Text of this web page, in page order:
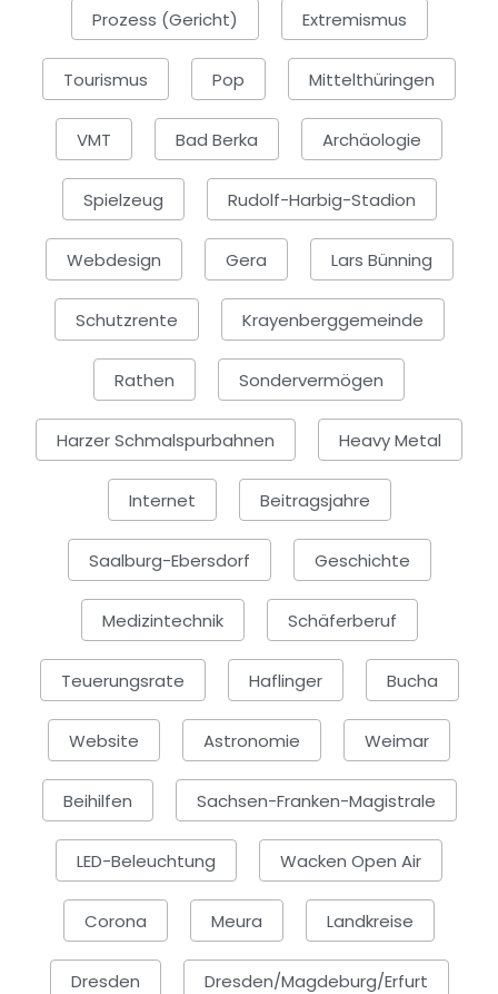
Prozess (Gericht) Extremismus
Tourismus Pop Mittelthüringen
VMT Bad Berka Archäologie
Spielzeug Rudolf-Harbig-Stadion
Webdesign Gera Lars Bünning
Schutzrente Krayenberggemeinde
Rathen Sondervermögen
Harzer Schmalspurbahnen Heavy Metal
Internet Beitragsjahre
Saalburg-Ebersdorf Geschichte
Medizintechnik Schäferberuf
Teuerungsrate Haflinger Bucha
Website Astronomie Weimar
Beihilfen Sachsen-Franken-Magistrale
LED-Beleuchtung Wacken Open Air
Corona Meura Landkreise
Dresden Dresden/Magdeburg/Erfurt